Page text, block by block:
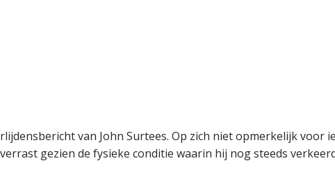
van John Surtees. Op zich niet opmerkelijk voor
gezien de fysieke conditie waarin hij nog steeds